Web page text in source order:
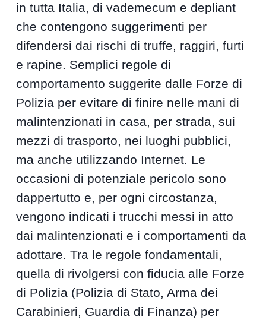
in tutta Italia, di vademecum e depliant
che contengono suggerimenti per
difendersi dai rischi di truffe, raggiri, furti
e rapine. Semplici regole di
comportamento suggerite dalle Forze di
Polizia per evitare di finire nelle mani di
malintenzionati in casa, per strada, sui
mezzi di trasporto, nei luoghi pubblici,
ma anche utilizzando Internet. Le
occasioni di potenziale pericolo sono
dappertutto e, per ogni circostanza,
vengono indicati i trucchi messi in atto
dai malintenzionati e i comportamenti da
adottare. Tra le regole fondamentali,
quella di rivolgersi con fiducia alle Forze
di Polizia (Polizia di Stato, Arma dei
Carabinieri, Guardia di Finanza) per